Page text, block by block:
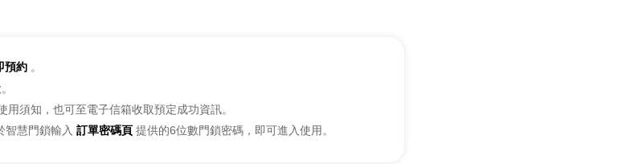
預約 。
用須知，也可至電子信箱收取預定成功資訊。
智慧門鎖輸入 訂單密碼頁 提供的6位數門鎖密碼，即可進入使用。